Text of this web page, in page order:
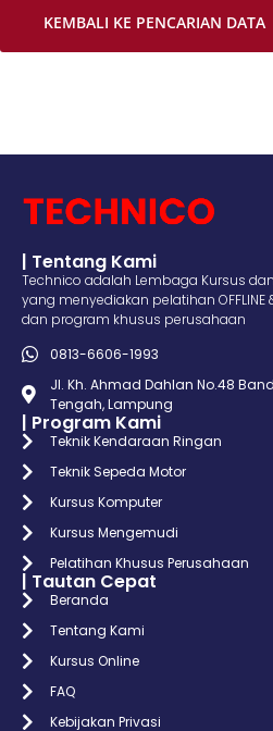
KEMBALI KE PENCARIAN DATA
| Tentang Kami
Technico adalah Lembaga Kursus
yang menyediakan pelatihan OFFLINE
dan program khusus perusahaan
0813-6606-1993
Jl. Kh. Ahmad Dahlan No.48
Tengah, Lampung
| Program Kami
Teknik Kendaraan Ringan
Teknik Sepeda Motor
Kursus Komputer
Kursus Mengemudi
Pelatihan Khusus Perusahaan
| Tautan Cepat
Beranda
Tentang Kami
Kursus Online
FAQ
Kebijakan Privasi